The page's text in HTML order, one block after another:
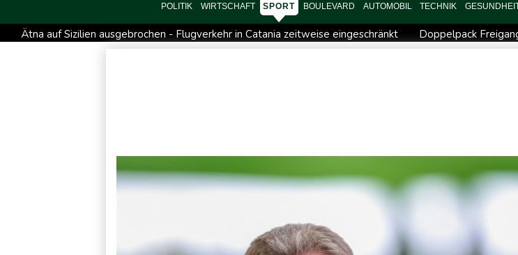
POLITIK WIRTSCHAFT SPORT BOULEVARD AUTOMOBIL TECHNIK
Ätna auf Sizilien ausgebrochen - Flugverkehr in Catania zeitweise eingeschränkt
Doppelpack
Drohne explodiert an der
Absturz von Ultraleichtflugzeug: 72-jähriger Pilot stirbt in
Drohnen über